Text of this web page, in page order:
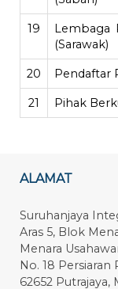
19
Lembaga
(Sarawak)
20 Pendaftar
21 Pihak
ALAMAT
Suruhanjaya
Aras 5, Blok
Menara
No. 18 Persiaran
62652 Putrajaya,